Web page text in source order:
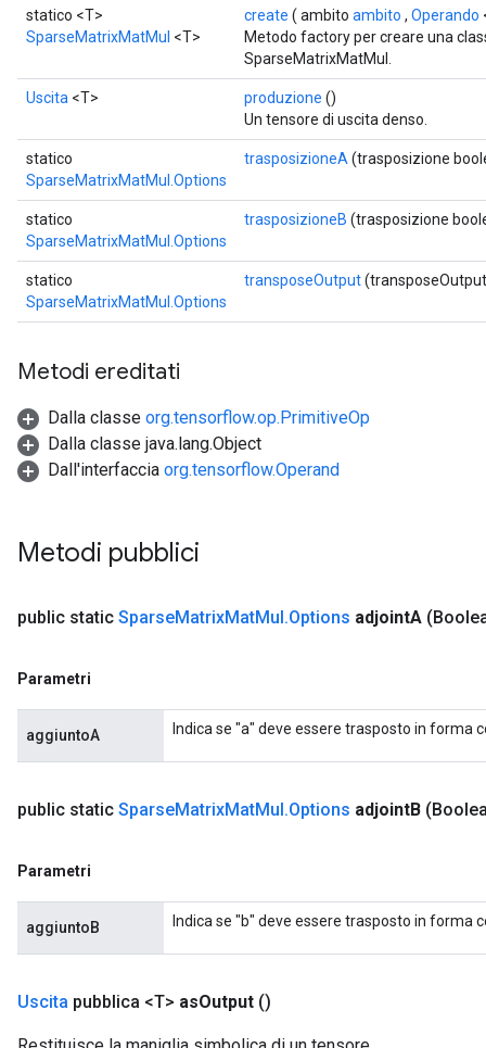
statico <T>
SparseMatrixMatMul <T>
create ( ambito ambito , Operando
Metodo factory per creare una
SparseMatrixMatMul.
Uscita <T> produzione ()
Un tensore di uscita denso.
statico
SparseMatrixMatMul.Options
trasposizioneA (trasposizione
statico
SparseMatrixMatMul.Options
trasposizioneB (trasposizione
statico
SparseMatrixMatMul.Options
transposeOutput
Metodi ereditati
Dalla classe org.tensorflow.op.PrimitiveOp
Dalla classe java.lang.Object
Dall'interfaccia org.tensorflow.Operand
Metodi pubblici
public static SparseMatrixMatMul.Options adjointA
Parametri
aggiuntoA Indica se "a" deve essere trasposto in forma
public static SparseMatrixMatMul.Options adjointB
Parametri
aggiuntoB Indica se "b" deve essere trasposto in forma
Uscita pubblica <T> asOutput ()